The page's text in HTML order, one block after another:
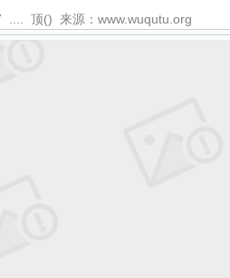
顶() 来源：www.wuqutu.org